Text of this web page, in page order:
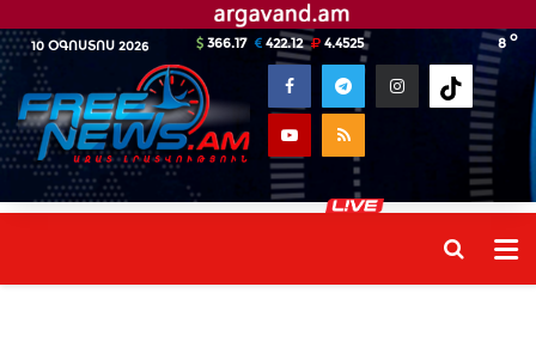
10 ՕԳՈՍՏՈՍ 2026 8 o
366.17 422.12 4.4525